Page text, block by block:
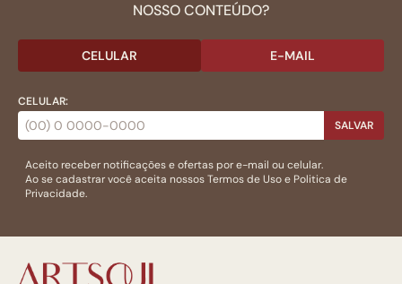
NOSSO CONTEÚDO?
CELULAR E-MAIL
CELULAR:
SALVAR
Aceito receber notificações e ofertas por e-mail ou celular.
Ao se cadastrar você aceita nossosTermos de Usoe Politica de
Privacidade.